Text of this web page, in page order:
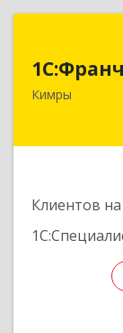
Кимры
Клиентов